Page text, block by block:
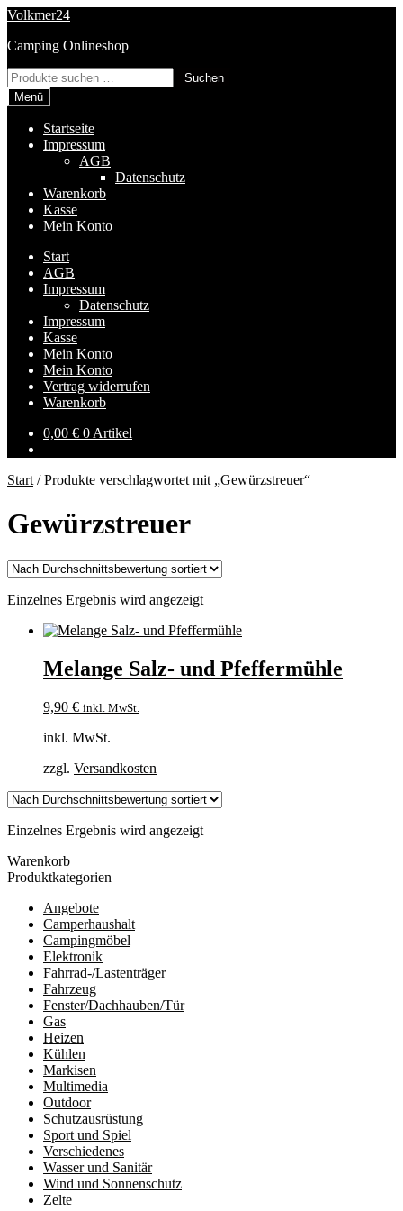
Zur
springen
Zum
springen
Volkmer24
Camping Onlineshop
Suchen
nach:
Suchen
Menü
Startseite
Impressum
AGB
Datenschutz
Warenkorb
Kasse
Mein Konto
Start
AGB
Impressum
Datenschutz
Impressum
Kasse
Mein Konto
Mein Konto
Vertrag widerrufen
Warenkorb
0,00 € 0 Artikel
Start /Produkte verschlagwortet mit „Gewürzstreuer“
Gewürzstreuer
Einzelnes Ergebnis wird angezeigt
Melange Salz- und Pfeffermühle
9,90 € inkl. MwSt.
inkl. MwSt.
zzgl. Versandkosten
Einzelnes Ergebnis wird angezeigt
Warenkorb
Produktkategorien
Angebote
Camperhaushalt
Campingmöbel
Elektronik
Fahrrad-/Lastenträger
Fahrzeug
Fenster/Dachhauben/Tür
Gas
Heizen
Kühlen
Markisen
Multimedia
Outdoor
Schutzausrüstung
Sport und Spiel
Verschiedenes
Wasser und Sanitär
Wind und Sonnenschutz
Zelte